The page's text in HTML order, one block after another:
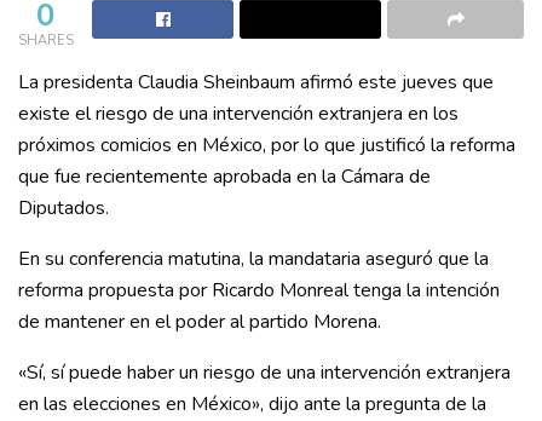
0
SHARES
La presidenta Claudia Sheinbaum afirmó este jueves que
existe el riesgo de una intervención extranjera en los
próximos comicios en México, por lo que justificó la reforma
que fue recientemente aprobada en la Cámara de
Diputados.
En su conferencia matutina, la mandataria aseguró que la
reforma propuesta por Ricardo Monreal tenga la intención
de mantener en el poder al partido Morena.
«Sí, sí puede haber un riesgo de una intervención extranjera
en las elecciones en México», dijo ante la pregunta de la